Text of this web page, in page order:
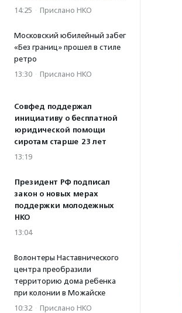
14:25 · Прислано НКО
Московский юбилейный забег
«Без границ» прошел в стиле
ретро
13:30 · Прислано НКО
Совфед поддержал
инициативу о бесплатной
юридической помощи
сиротам старше 23 лет
13:19
Президент РФ подписал
закон о новых мерах
поддержки молодежных
НКО
13:04
Волонтеры Наставнического
центра преобразили
территорию дома ребенка
при колонии в Можайске
10:32 · Прислано НКО